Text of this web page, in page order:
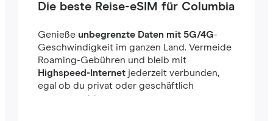
Die beste Reise-eSIM für Columbia
Genieße unbegrenzte Daten mit 5G/4G-
Geschwindigkeit im ganzen Land. Vermeide
Roaming-Gebühren und bleib mit
Highspeed-Internetjederzeit verbunden,
egal ob du privat oder geschäftlich
unterwegs bist.